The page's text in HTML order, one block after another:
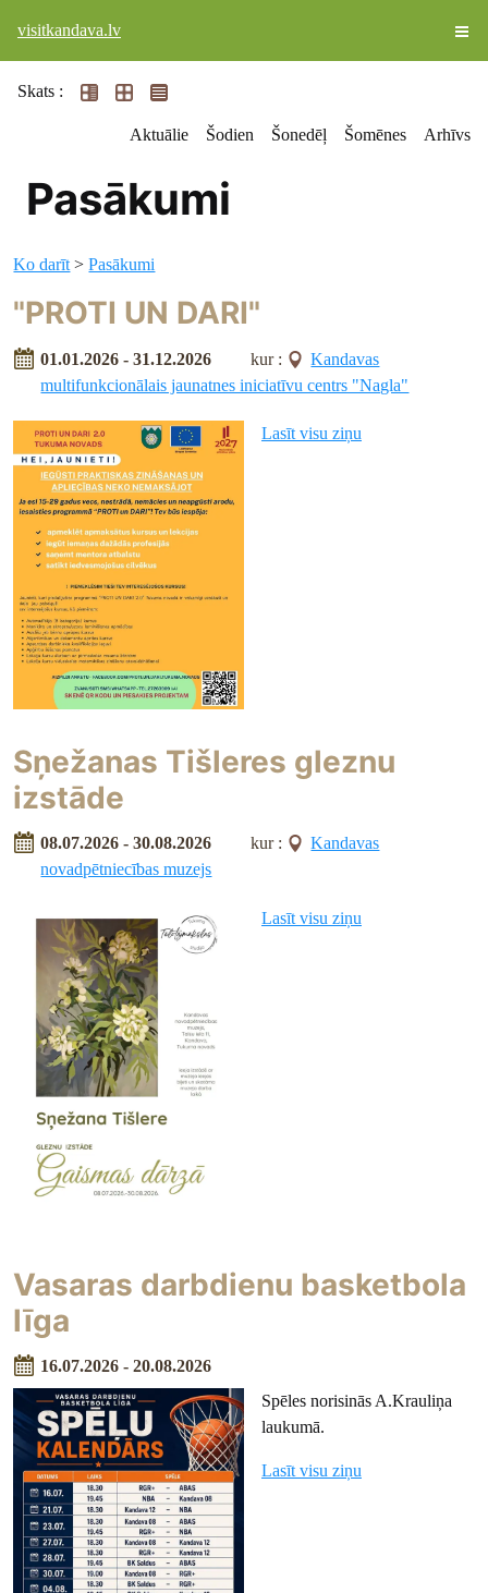
visitkandava.lv
Skats :
Aktuālie Šodien Šonedēļ Šomēnes Arhīvs
Pasākumi
Ko darīt >Pasākumi
"PROTI UN DARI"
01.01.2026 - 31.12.2026 kur :
Kandavas
multifunkcionālais jaunatnes iniciatīvu centrs "Nagla"
Lasīt visu ziņu
Sņežanas Tišleres gleznu
izstāde
08.07.2026 - 30.08.2026 kur :
Kandavas
novadpētniecības muzejs
Lasīt visu ziņu
Vasaras darbdienu basketbola
līga
16.07.2026 - 20.08.2026
Spēles norisinās A.Krauliņa
laukumā.
Lasīt visu ziņu